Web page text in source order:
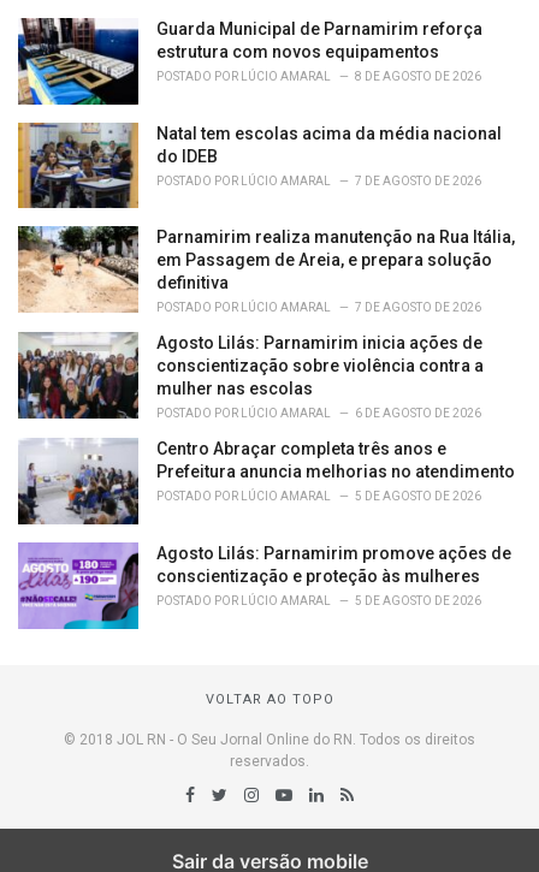
i
e
s
:
Guarda Municipal de Parnamirim reforça
estrutura com novos equipamentos
POSTADO POR LÚCIO AMARAL 8 DE AGOSTO DE 2026
Natal tem escolas acima da média nacional
do IDEB
POSTADO POR LÚCIO AMARAL 7 DE AGOSTO DE 2026
Parnamirim realiza manutenção na Rua Itália,
em Passagem de Areia, e prepara solução
definitiva
POSTADO POR LÚCIO AMARAL 7 DE AGOSTO DE 2026
Agosto Lilás: Parnamirim inicia ações de
conscientização sobre violência contra a
mulher nas escolas
POSTADO POR LÚCIO AMARAL 6 DE AGOSTO DE 2026
Centro Abraçar completa três anos e
Prefeitura anuncia melhorias no atendimento
POSTADO POR LÚCIO AMARAL 5 DE AGOSTO DE 2026
Agosto Lilás: Parnamirim promove ações de
conscientização e proteção às mulheres
POSTADO POR LÚCIO AMARAL 5 DE AGOSTO DE 2026
VOLTAR AO TOPO
© 2018 JOL RN - O Seu Jornal Online do RN. Todos os direitos
reservados.
Sair da versão mobile